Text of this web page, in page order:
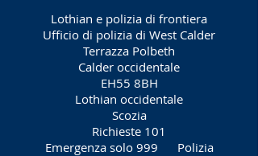
Lothian e polizia di frontiera
Ufficio di polizia di West Calder
Terrazza Polbeth
Calder occidentale
EH55 8BH
Lothian occidentale
Scozia
Richieste 101
Emergenza solo 999
Polizia